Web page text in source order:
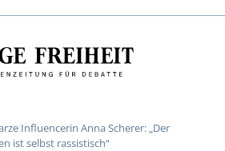
Influencerin Anna Scherer: „Der
ist selbst rassistisch“